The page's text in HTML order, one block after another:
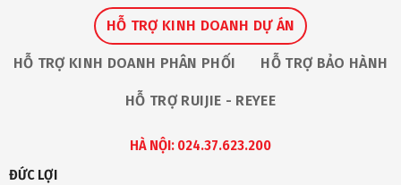
HỖ TRỢ KINH DOANH DỰ ÁN
HỖ TRỢ KINH DOANH PHÂN PHỐI HỖ TRỢ BẢO HÀNH
HỖ TRỢ RUIJIE - REYEE
HÀ NỘI: 024.37.623.200
ĐỨC LỢI